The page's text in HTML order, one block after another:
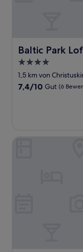
Baltic Park
Baltic Park Loft
4.0-
Sterne-
Unterkunft
1,5 km von
7.4
7,4/10 Gut (6